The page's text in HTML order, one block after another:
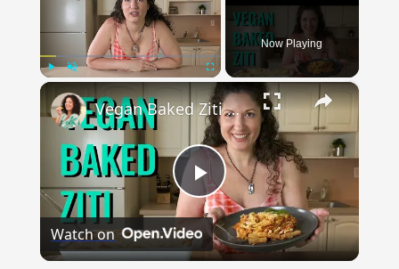
Fullscreen
Now Playing
×
Play
Video
Vegan Baked Ziti with Lentils, Tofu Ricotta, and Cashew Mozzarella
Watch on